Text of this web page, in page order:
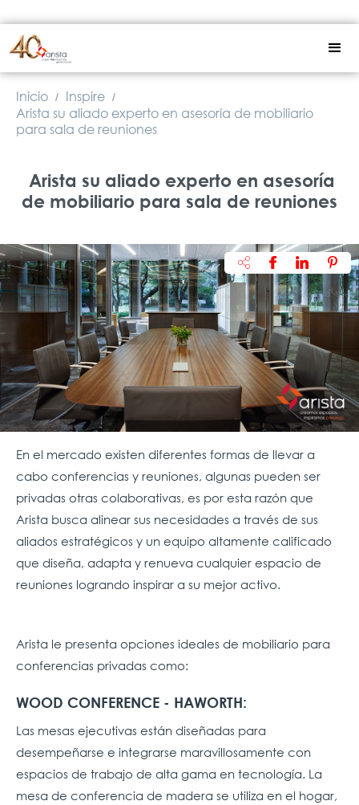
Inicio / Inspire /
Arista su aliado experto en asesoría de mobiliario
para sala de reuniones
Arista su aliado experto en asesoría
de mobiliario para sala de reuniones
En el mercado existen diferentes formas de llevar a
cabo conferencias y reuniones, algunas pueden ser
privadas otras colaborativas, es por esta razón que
Arista busca alinear sus necesidades a través de sus
aliados estratégicos y un equipo altamente calificado
que diseña, adapta y renueva cualquier espacio de
reuniones logrando inspirar a su mejor activo.
Arista le presenta opciones ideales de mobiliario para
conferencias privadas como:
WOOD CONFERENCE - HAWORTH:
Las mesas ejecutivas están diseñadas para
desempeñarse e integrarse maravillosamente con
espacios de trabajo de alta gama en tecnología. La
mesa de conferencia de madera se utiliza en el hogar,